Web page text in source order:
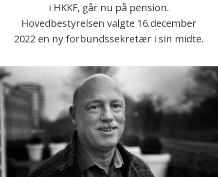
i HKKF, går nu på pension.
Hovedbestyrelsen valgte 16.december
2022 en ny forbundssekretær i sin midte.